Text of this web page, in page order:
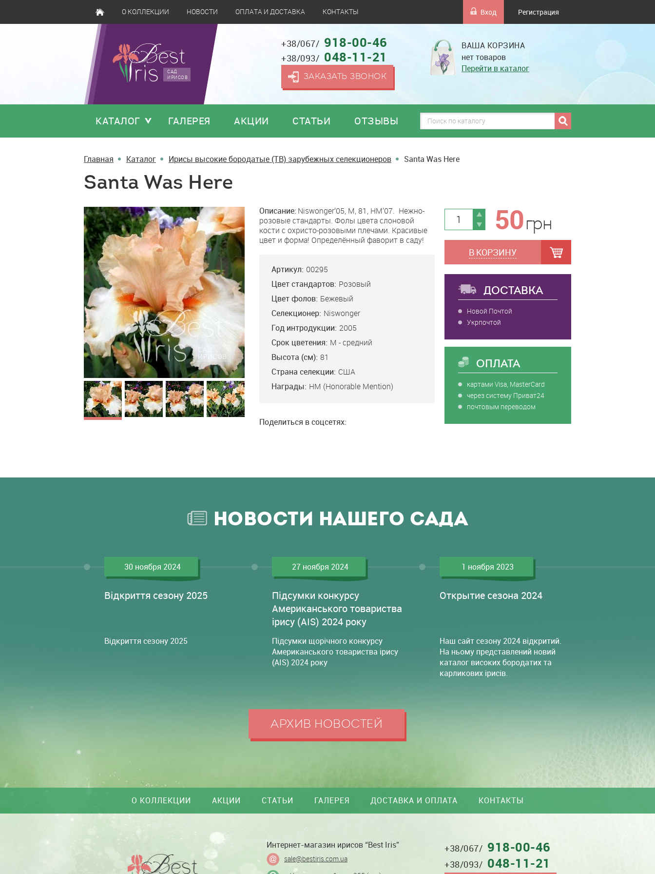
О КОЛЛЕКЦИИ НОВОСТИ ОПЛАТА И ДОСТАВКА КОНТАКТЫ Вход Регистрация
САД
ИРИСОВ
+38/067/ 918-00-46
+38/093/ 048-11-21
ЗАКАЗАТЬ ЗВОНОК
ВАША КОРЗИНА
нет товаров
Перейти в каталог
КАТАЛОГ ГАЛЕРЕЯ АКЦИИ СТАТЬИ ОТЗЫВЫ
Главная Каталог Ирисы высокие бородатые (TB) зарубежных селекционеров Santa Was Here
Santa Was Here
Santa
Was
Here
Описание: Niswonger’05, М, 81, HM’07. Нежно-
розовые стандарты. Фолы цвета слоновой
кости с охристо-розовыми плечами. Красивые
цвет и форма! Определённый фаворит в саду!
Артикул: 00295
Цвет стандартов: Розовый
Цвет фолов: Бежевый
Селекционер: Niswonger
Год интродукции: 2005
Срок цветения: М - средний
Высота (см): 81
Страна селекции: США
Награды: HM (Honorable Mention)
Поделиться в соцсетях:
грн
50грн
В КОРЗИНУ
ДОСТАВКА
Новой Почтой
Укрпочтой
ОПЛАТА
картами Visa, MasterCard
через систему Приват24
почтовым переводом
НОВОСТИ НАШЕГО САДА
30 ноября 2024
Відкриття сезону 2025
Відкриття сезону 2025
27 ноября 2024
Підсумки конкурсу
Американського товариства
ірису (AIS) 2024 року
Підсумки щорічного конкурсу
Американського товариства ірису
(AIS) 2024 року
1 ноября 2023
Открытие сезона 2024
Наш сайт сезону 2024 відкритий.
На ньому представлений новий
каталог високих бородатих та
карликових ірисів.
АРХИВ НОВОСТЕЙ
О КОЛЛЕКЦИИ АКЦИИ СТАТЬИ ГАЛЕРЕЯ ДОСТАВКА И ОПЛАТА КОНТАКТЫ
Интернет-магазин ирисов “Best Iris”
sale@bestiris.com.ua
(067)
918-
0046
+38/067/ 918-00-46
+38/093/ 048-11-21